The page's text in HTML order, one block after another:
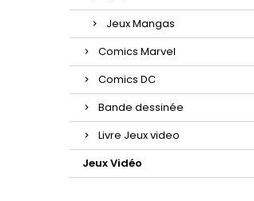
Jeux Mangas
Comics Marvel
Comics DC
Bande dessinée
Livre Jeux video
Jeux Vidéo